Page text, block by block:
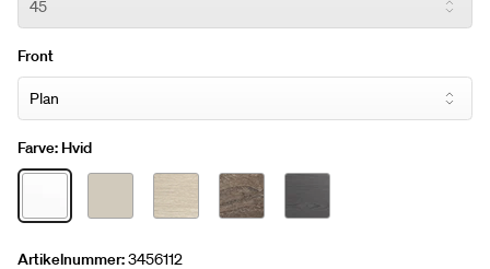
Front
Farve: Hvid
Artikelnummer:3456112